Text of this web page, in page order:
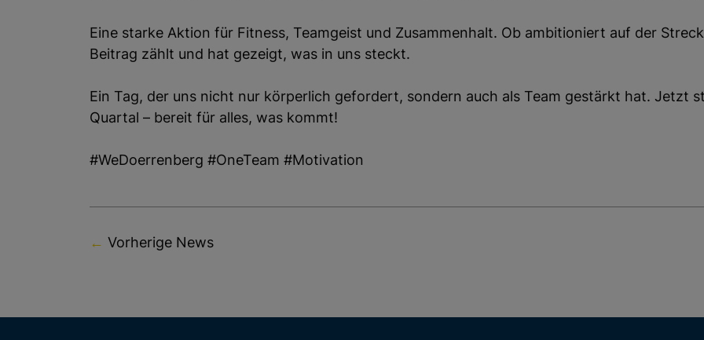
Eine starke Aktion für Fitness, Teamgeist und Zusammenhalt. Ob ambitioniert auf der
Beitrag zählt und hat gezeigt, was in uns steckt.
Ein Tag, der uns nicht nur körperlich gefordert, sondern auch als Team gestärkt hat. Jetzt
Quartal – bereit für alles, was kommt!
#WeDoerrenberg #OneTeam #Motivation
← Vorherige News
zulassen möchten, indem Sie die Schaltfläche „Consent-
Manager“ anklicken.